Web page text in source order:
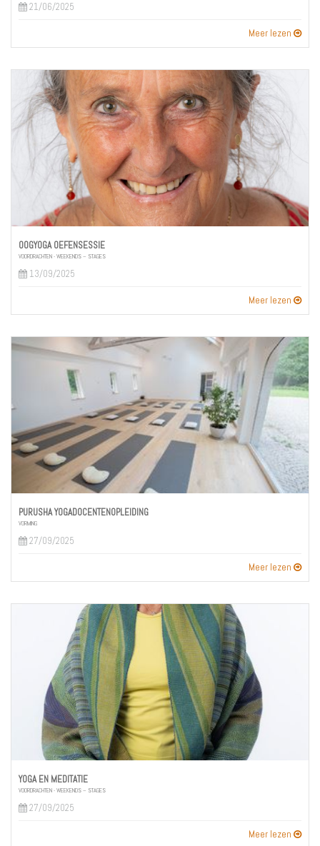
21/06/2025
Meer lezen
OOGYOGA OEFENSESSIE
VOORDRACHTEN - WEEKENDS – STAGES
13/09/2025
Meer lezen
PURUSHA YOGADOCENTENOPLEIDING
VORMING
27/09/2025
Meer lezen
YOGA EN MEDITATIE
VOORDRACHTEN - WEEKENDS – STAGES
27/09/2025
Meer lezen